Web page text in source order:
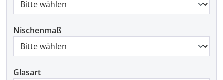
Nischenmaß
Glasart